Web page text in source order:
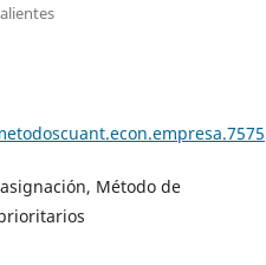
Método de